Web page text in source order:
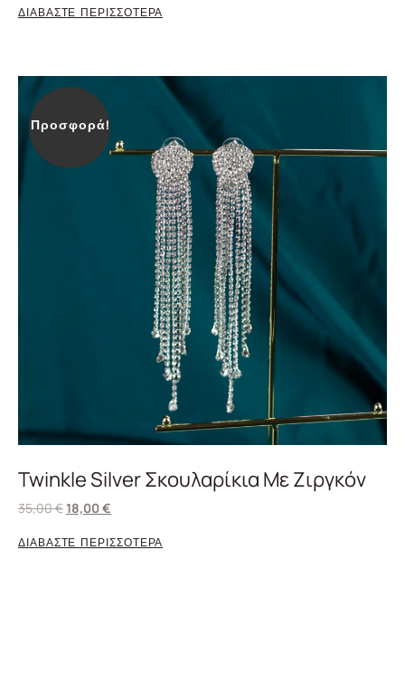
ΔΙΑΒΑΣΤΕ ΠΕΡΙΣΣΟΤΕΡΑ
Προσφορά!
Twinkle Silver Σκουλαρίκια Με Ζιργκόν
35,00€ 18,00€
ΔΙΑΒΑΣΤΕ ΠΕΡΙΣΣΟΤΕΡΑ